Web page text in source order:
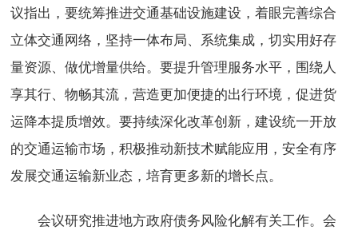
议指出，要统筹推进交通基础设施建设，着眼完善综合
立体交通网络，坚持一体布局、系统集成，切实用好存
量资源、做优增量供给。要提升管理服务水平，围绕人
享其行、物畅其流，营造更加便捷的出行环境，促进货
运降本提质增效。要持续深化改革创新，建设统一开放
的交通运输市场，积极推动新技术赋能应用，安全有序
发展交通运输新业态，培育更多新的增长点。
会议研究推进地方政府债务风险化解有关工作。会